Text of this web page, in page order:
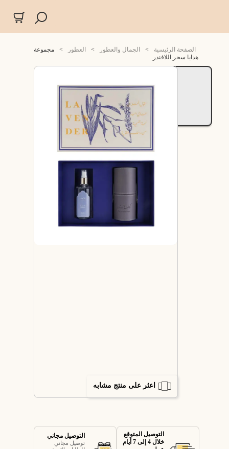
الصفحة الرئيسية > الجمال والعطور > العطور >
مجموعة
هدايا سحر اللافندر
اعثر على منتج مشابه
التوصيل المتوقع
خلال 4 إلى 7 أيام
التوصيل مجاني
توصيل مجاني